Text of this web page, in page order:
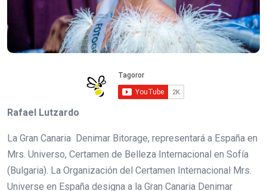
Rafael Lutzardo
La Gran Canaria Denimar Bitorage, representará a España en
Mrs. Universo, Certamen de Belleza Internacional en Sofía
(Bulgaria). La Organización del Certamen Internacional Mrs.
Universe en España designa a la Gran Canaria Denimar